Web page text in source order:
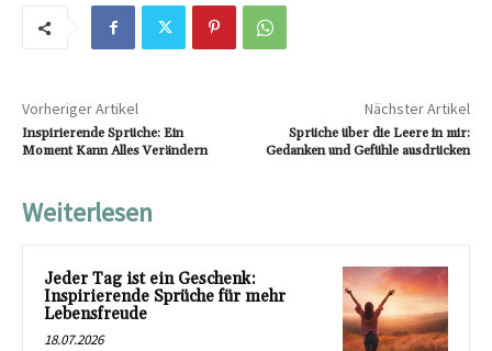
Vorheriger Artikel
Inspirierende Sprüche: Ein
Moment Kann Alles Verändern
Nächster Artikel
Sprüche über die Leere in mir:
Gedanken und Gefühle ausdrücken
Weiterlesen
Jeder Tag ist ein Geschenk:
Inspirierende Sprüche für mehr
Lebensfreude
18.07.2026